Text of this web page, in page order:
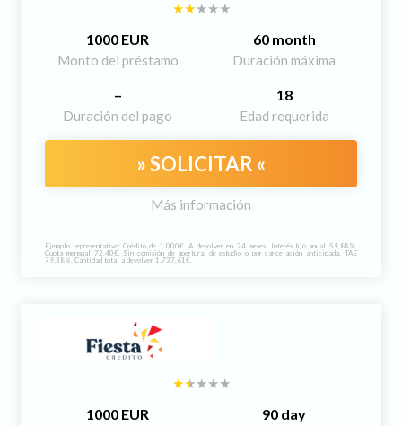
1000 EUR
Monto del préstamo
60 month
Duración máxima
–
Duración del pago
18
Edad requerida
» SOLICITAR «
Más información
Ejemplo representativo: Crédito de 1.000€. A devolver en 24 meses. Interés fijo anual 59,88%.
Cuota mensual 72,40€. Sin comisión de apertura, de estudio o por cancelación anticipada. TAE
79,38%. Cantidad total a devolver 1.737,61€.
1000 EUR 90 day